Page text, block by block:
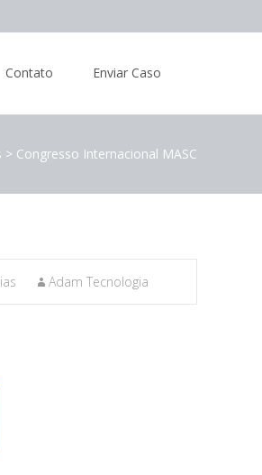
Contato Enviar Caso
> Congresso Internacional MASC
Adam Tecnologia